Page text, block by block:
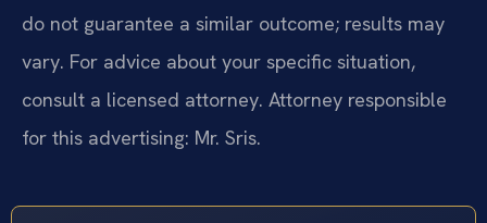
do not guarantee a similar outcome; results may
vary. For advice about your specific situation,
consult a licensed attorney. Attorney responsible
for this advertising: Mr. Sris.